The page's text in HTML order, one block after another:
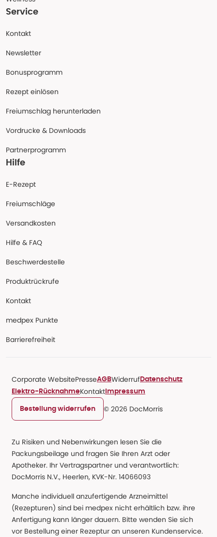
Service
Kontakt
Newsletter
Bonusprogramm
Rezept einlösen
Freiumschlag herunterladen
Vordrucke & Downloads
Partnerprogramm
Hilfe
E-Rezept
Freiumschläge
Versandkosten
Hilfe & FAQ
Beschwerdestelle
Produktrückrufe
Kontakt
medpex Punkte
Barrierefreiheit
Corporate WebsitePresseAGBWiderruf Datenschutz
Elektro-RücknahmeKontakt Impressum
Bestellung widerrufen © 2026 DocMorris
Zu Risiken und Nebenwirkungen lesen Sie die
Packungsbeilage und fragen Sie Ihren Arzt oder
Apotheker. Ihr Vertragspartner und verantwortlich:
DocMorris N.V., Heerlen, KVK-Nr. 14066093
Manche individuell anzufertigende Arzneimittel
(Rezepturen) sind bei medpex nicht erhältlich bzw. ihre
Anfertigung kann länger dauern. Bitte wenden Sie sich
vor Bestellung einer Rezeptur an unseren Kundenservice.